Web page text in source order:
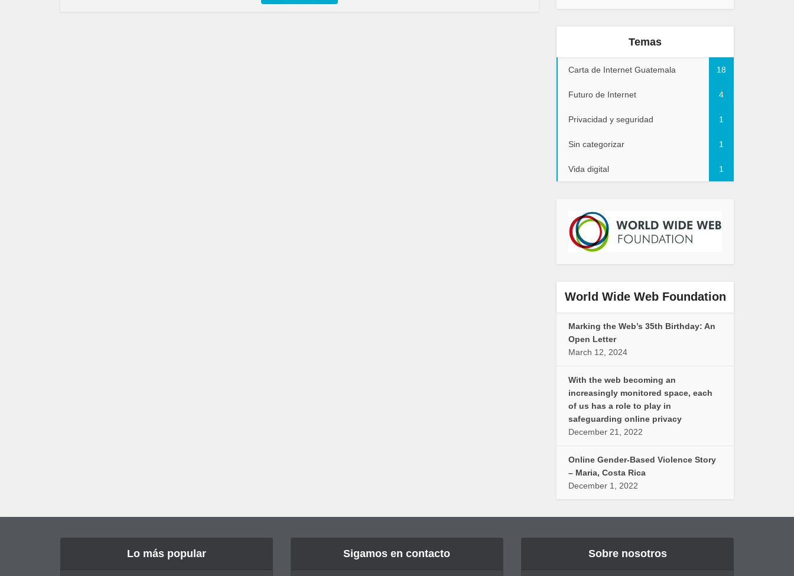
Temas
Carta de Internet Guatemala 18
Futuro de Internet 4
Privacidad y seguridad 1
Sin categorizar 1
Vida digital 1
World Wide Web Foundation
Marking the Web’s 35th Birthday: An
Open Letter
March 12, 2024
With the web becoming an
increasingly monitored space, each
of us has a role to play in
safeguarding online privacy
December 21, 2022
Online Gender-Based Violence Story
– Maria, Costa Rica
December 1, 2022
Lo más popular Sigamos en contacto Sobre nosotros